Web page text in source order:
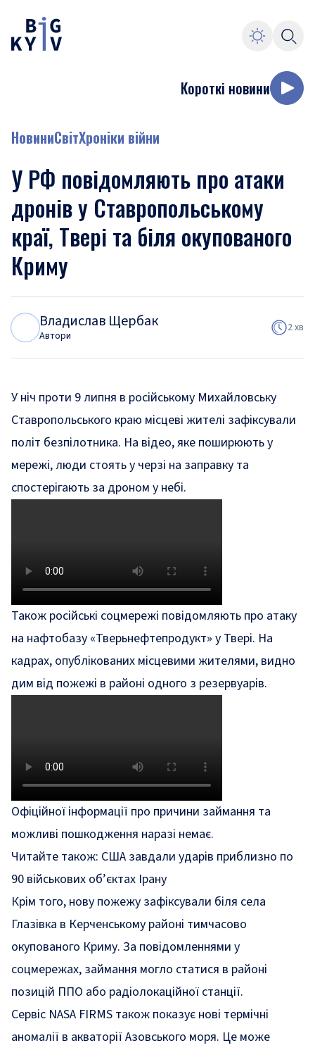
Короткі новини
НовиниСвітХроніки війни
У РФ повідомляють про атаки
дронів у Ставропольському
краї, Твері та біля окупованого
Криму
Владислав Щербак
Автори
2 хв
У ніч проти 9 липня в російському Михайловську
Ставропольського краю місцеві жителі зафіксували
політ безпілотника. На відео, яке поширюють у
мережі, люди стоять у черзі на заправку та
спостерігають за дроном у небі.
Також російські соцмережі повідомляють про атаку
на нафтобазу «Тверьнефтепродукт» у Твері. На
кадрах, опублікованих місцевими жителями, видно
дим від пожежі в районі одного з резервуарів.
Офіційної інформації про причини займання та
можливі пошкодження наразі немає.
Читайте також: США завдали ударів приблизно по
90 військових об’єктах Ірану
Крім того, нову пожежу зафіксували біля села
Глазівка в Керченському районі тимчасово
окупованого Криму. За повідомленнями у
соцмережах, займання могло статися в районі
позицій ППО або радіолокаційної станції.
Сервіс NASA FIRMS також показує нові термічні
аномалії в акваторії Азовського моря. Це може